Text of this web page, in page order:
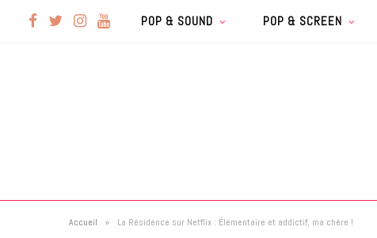
F I
g
Y POP & SOUND POP & SCREEN
Accueil » La Résidence sur Netflix : Élémentaire et addictif, ma chère !